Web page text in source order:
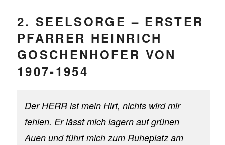
2. SEELSORGE – ERSTER
PFARRER HEINRICH
GOSCHENHOFER VON
1907-1954
Der HERR ist mein Hirt, nichts wird mir
fehlen. Er lässt mich lagern auf grünen
Auen und führt mich zum Ruheplatz am